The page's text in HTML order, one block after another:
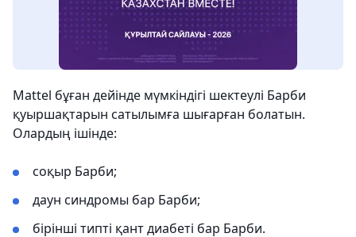
Mattel бұған дейінде мүмкіндігі шектеулі Барби
қуыршақтарын сатылымға шығарған болатын.
Олардың ішінде:
соқыр Барби;
даун синдромы бар Барби;
бірінші типті қант диабеті бар Барби.